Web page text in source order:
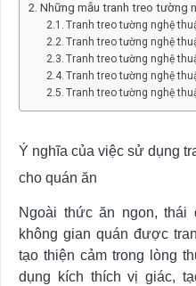
Những mẫu tranh treo tường
Tranh treo tường nghệ
Tranh treo tường nghệ
Tranh treo tường nghệ
Tranh treo tường nghệ
Tranh treo tường nghệ
Ý nghĩa của việc sử dụng
cho quán ăn
Ngoài thức ăn ngon, thái
không gian quán được
tạo thiện cảm trong lòng
dụng kích thích vị giác,